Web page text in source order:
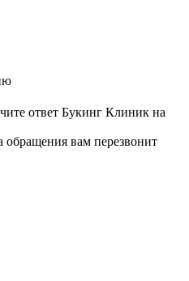
ответ Букинг Клиник на
обращения вам перезвонит